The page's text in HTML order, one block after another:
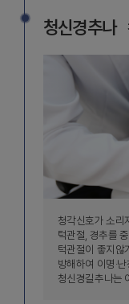
청신경추나
청각신호가 소리
턱관절, 경추를
턱관절이 좋지않
방해하여 이명·
청신경길추나는